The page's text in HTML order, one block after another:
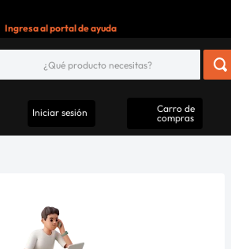
Ingresa al portal de ayuda
Iniciar sesión
Carro de
compras